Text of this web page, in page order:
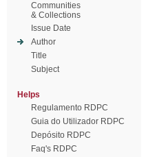
Communities
& Collections
Issue Date
Author
Title
Subject
Helps
Regulamento RDPC
Guia do Utilizador RDPC
Depósito RDPC
Faq's RDPC